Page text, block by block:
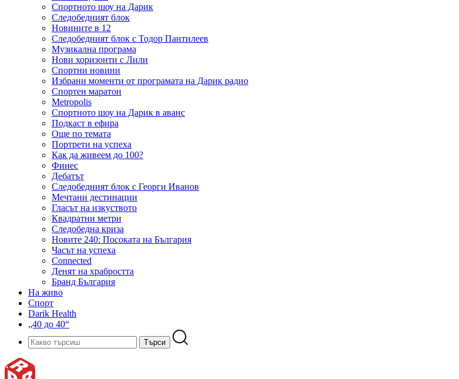
Спортното шоу на Дарик
Следобедният блок
Новините в 12
Следобедният блок с Тодор Пантилеев
Музикална програма
Нови хоризонти с Лили
Спортни новини
Избрани моменти от програмата на Дарик радио
Спортен маратон
Metropolis
Спортното шоу на Дарик в аванс
Подкаст в ефира
Още по темата
Портрети на успеха
Как да живеем до 100?
Финес
Дебатът
Следобедният блок с Георги Иванов
Мечтани дестинации
Гласът на изкуството
Квадратни метри
Следобедна криза
Новите 240: Посоката на България
Часът на успеха
Connected
Денят на храбростта
Бранд България
На живо
Спорт
Darik Health
„40 до 40“